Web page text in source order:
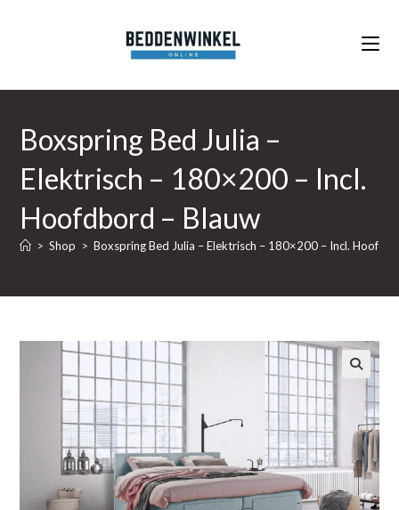
Boxspring Bed Julia –
Elektrisch – 180×200 – Incl.
Hoofdbord – Blauw
> Shop > Boxspring Bed Julia – Elektrisch – 180×200 – Incl.